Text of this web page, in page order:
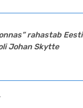
rahastab Eesti
Johan Skytte